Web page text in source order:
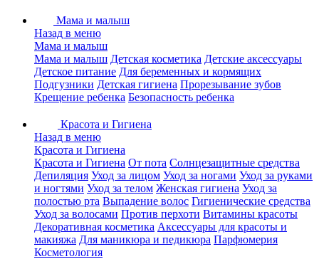
Мама и малыш
Назад в меню
Мама и малыш
Мама и малыш Детская косметика Детские аксессуары
Детское питание Для беременных и кормящих
Подгузники Детская гигиена Прорезывание зубов
Крещение ребенка Безопасность ребенка
Красота и Гигиена
Назад в меню
Красота и Гигиена
Красота и Гигиена От пота Солнцезащитные средства
Депиляция Уход за лицом Уход за ногами Уход за руками
и ногтями Уход за телом Женская гигиена Уход за
полостью рта Выпадение волос Гигиенические средства
Уход за волосами Против перхоти Витамины красоты
Декоративная косметика Аксессуары для красоты и
макияжа Для маникюра и педикюра Парфюмерия
Косметология